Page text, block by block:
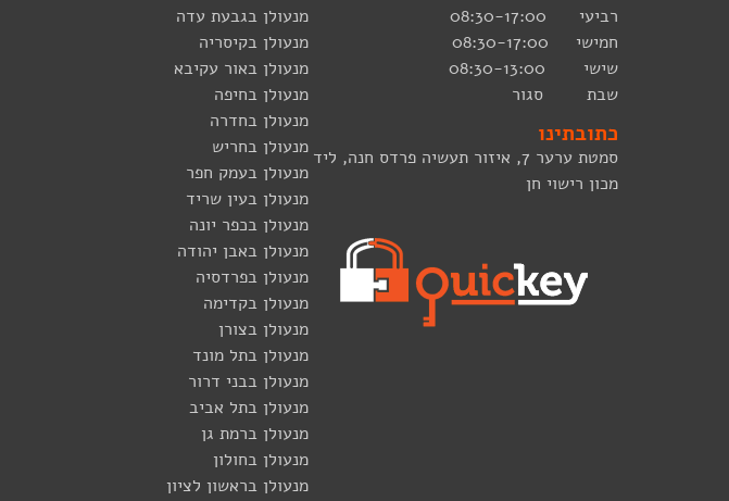
רביעי 08:30-17:00
חמישי 08:30-17:00
שישי 08:30-13:00
שבת סגור
כתובתינו
סמטת ערער 7, איזור תעשיה פרדס חנה, ליד
מכון רישוי חן
מנעולן בגבעת עדה
מנעולן בקיסריה
מנעולן באור עקיבא
מנעולן בחיפה
מנעולן בחדרה
מנעולן בחריש
מנעולן בעמק חפר
מנעולן בעין שריד
מנעולן בכפר יונה
מנעולן באבן יהודה
מנעולן בפרדסיה
מנעולן בקדימה
מנעולן בצורן
מנעולן בתל מונד
מנעולן בבני דרור
מנעולן בתל אביב
מנעולן ברמת גן
מנעולן בחולון
מנעולן בראשון לציון